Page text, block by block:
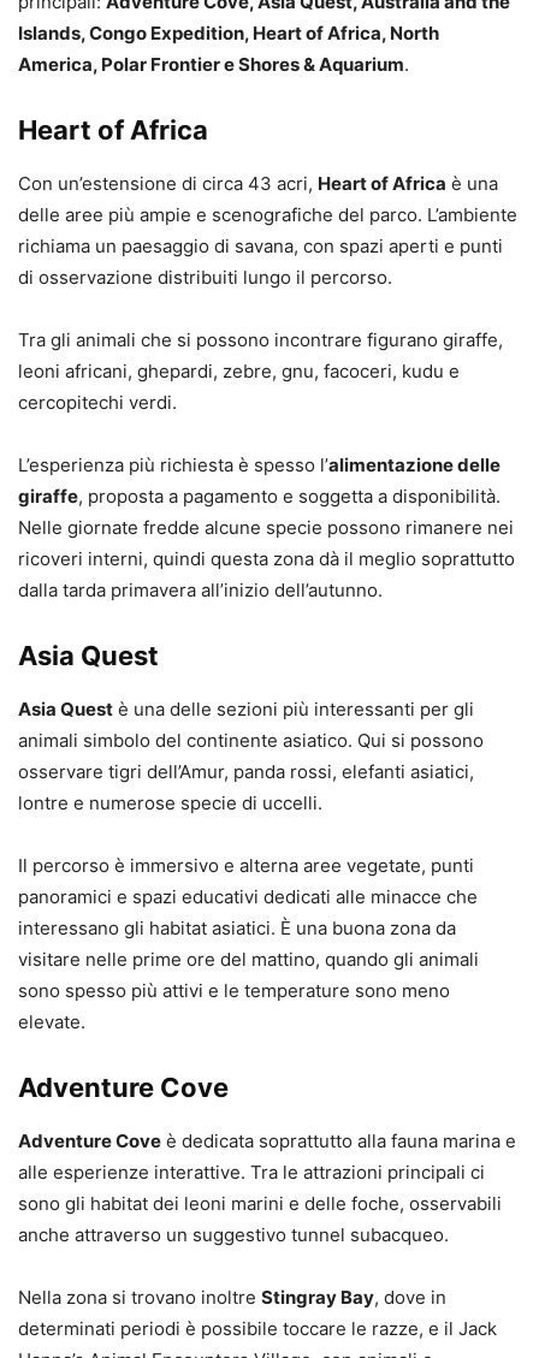
Islands, Congo Expedition, Heart of Africa, North
America, Polar Frontier e Shores & Aquarium.
Heart of Africa
Con un’estensione di circa 43 acri, Heart of Africa è una
delle aree più ampie e scenografiche del parco. L’ambiente
richiama un paesaggio di savana, con spazi aperti e punti
di osservazione distribuiti lungo il percorso.
Tra gli animali che si possono incontrare figurano giraffe,
leoni africani, ghepardi, zebre, gnu, facoceri, kudu e
cercopitechi verdi.
L’esperienza più richiesta è spesso l’alimentazione delle
giraffe, proposta a pagamento e soggetta a disponibilità.
Nelle giornate fredde alcune specie possono rimanere nei
ricoveri interni, quindi questa zona dà il meglio soprattutto
dalla tarda primavera all’inizio dell’autunno.
Asia Quest
Asia Quest è una delle sezioni più interessanti per gli
animali simbolo del continente asiatico. Qui si possono
osservare tigri dell’Amur, panda rossi, elefanti asiatici,
lontre e numerose specie di uccelli.
Il percorso è immersivo e alterna aree vegetate, punti
panoramici e spazi educativi dedicati alle minacce che
interessano gli habitat asiatici. È una buona zona da
visitare nelle prime ore del mattino, quando gli animali
sono spesso più attivi e le temperature sono meno
elevate.
Adventure Cove
Adventure Cove è dedicata soprattutto alla fauna marina e
alle esperienze interattive. Tra le attrazioni principali ci
sono gli habitat dei leoni marini e delle foche, osservabili
anche attraverso un suggestivo tunnel subacqueo.
Nella zona si trovano inoltre Stingray Bay, dove in
determinati periodi è possibile toccare le razze, e il Jack